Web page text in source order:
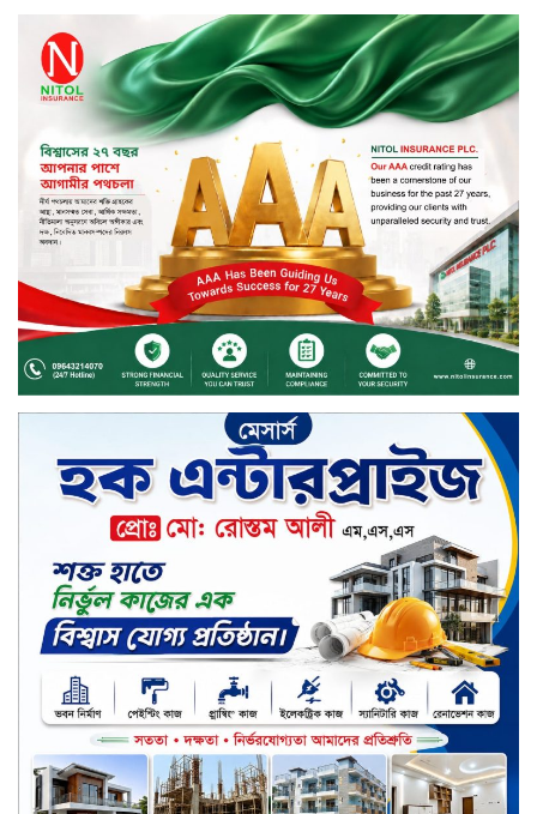
নড়াইলে বিএনপির ৬ নেতার
বহিষ্কারাদেশ প্রত্যাহার
দেশজুড়ে কেনাকাটায় সেরা অফার, ব্র্যান্ড
রাশ আওয়ার এবং এক্সক্লুসিভ পেমেন্ট
ডিসকাউন্ট নিয়ে এলো দারাজ ৮.৮ গ্রেট
৮ সেল
টাঙ্গাইল জেলা পরিষদের ২৩লাখ টাকার
অনুদান বিতরণ
ডিজিটাল স্ক্রিন ছেড়ে ফসলের মাঠে
শিক্ষার্থীরা; টাঙ্গাইলের মহিষমারা কলেজে
খুন্তি-কোদালে তরুণদের নতুন বিপ্লব!
শান্তা পিনাকলে প্রিমিয়ার ব্যাংকের বোর্ড
সভা অনুষ্ঠিত
কাফরুলে মুক্তিযোদ্ধা কল্যাণ সমিতিতে
ইশতিয়াক আজিজ উলফাতের কোটি
টাকার দুর্নীতি, ফ্ল্যাট দখলের অপচেষ্টা ও
সন্ত্রাসী হামলা
ব্যাংকিং খাত স্থিতিশীল করতে ১৮ মাসের
পরিকল্পনা কেন্দ্রীয় ব্যাংকের